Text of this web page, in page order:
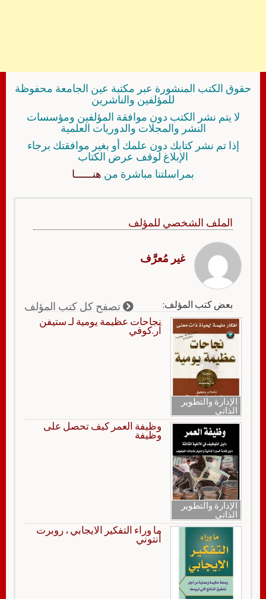
حقوق الكتب المنشورة عبر مكتبة عين الجامعة محفوظة
للمؤلفين والناشرين
لا يتم نشر الكتب دون موافقة المؤلفين ومؤسسات
النشر والمجلات والدوريات العلمية
إذا تم نشر كتابك دون علمك أو بغير موافقتك برجاء
الإبلاغ لوقف عرض الكتاب
بمراسلتنا مباشرة من هنــــــا
الملف الشخصي للمؤلف
غير مُعرَّف
بعض كتب المؤلف: تصفح كل كتب المؤلف
الإدارة والتطوير
الذاتي
نجاحات عظيمة يومية لـ ستيفن
آر.كوفي
الإدارة والتطوير
الذاتي
وظيفة العمر كيف تحصل على
وظيفة
ما وراء التفكير الايجابي ، روبرت
أنتوني